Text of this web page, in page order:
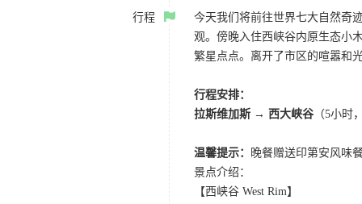
行程
今天我们将前往世界七大自然奇
观。傍晚入住西峡谷内原生态小
繁星点点。离开了市区的喧嚣和
行程安排：
拉斯维加斯 → 西大峡谷 （5小时
温馨提示：
晚餐赠送印第安风味
景点介绍：
【西峡谷 West Rim】